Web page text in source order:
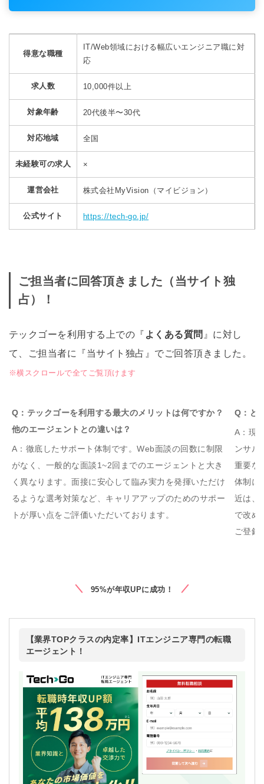
得意な職種
IT/Web領域における幅広いエンジニア職に対
応
求人数 10,000件以上
対象年齢 20代後半〜30代
対応地域 全国
未経験可の求人 ×
運営会社 株式会社MyVision（マイビジョン）
公式サイト https://tech-go.jp/
ご担当者に回答頂きました（当サイト独
占）！
テックゴーを利用する上での『 よくある質問 』に対し
て、ご担当者に『当サイト独占』でご回答頂きました。
※横スクロールで全てご覧頂けます
Q：テックゴーを利用する最大のメリットは何ですか？
他のエージェントとの違いは？
A：徹底したサポート体制です。Web面談の回数に制限
がなく、一般的な面談1~2回までのエージェントと大き
く異なります。面接に安心して臨み実力を発揮いただけ
るような選考対策など、キャリアアップのためのサポー
トが厚い点をご評価いただいております。
Q：ど
A：現
ンサル
重要な
体制に
近は、
で改め
ご登録
95%が年収UPに成功！
【業界TOPクラスの内定率】ITエンジニア専門の転職
エージェント！